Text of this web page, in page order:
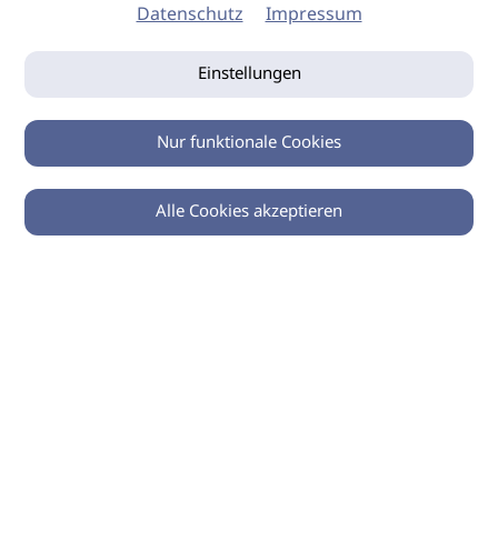
0
Datenschutz Impressum
Einstellungen
Nur funktionale Cookies
Alle Cookies akzeptieren